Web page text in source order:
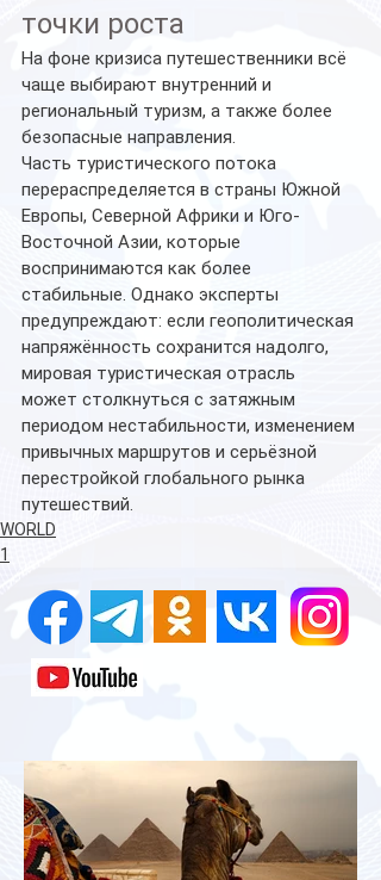
точки роста
На фоне кризиса путешественники всё
чаще выбирают внутренний и
региональный туризм, а также более
безопасные направления.
Часть туристического потока
перераспределяется в страны Южной
Европы, Северной Африки и Юго-
Восточной Азии, которые
воспринимаются как более
стабильные. Однако эксперты
предупреждают: если геополитическая
напряжённость сохранится надолго,
мировая туристическая отрасль
может столкнуться с затяжным
периодом нестабильности, изменением
привычных маршрутов и серьёзной
перестройкой глобального рынка
путешествий.
WORLD
1